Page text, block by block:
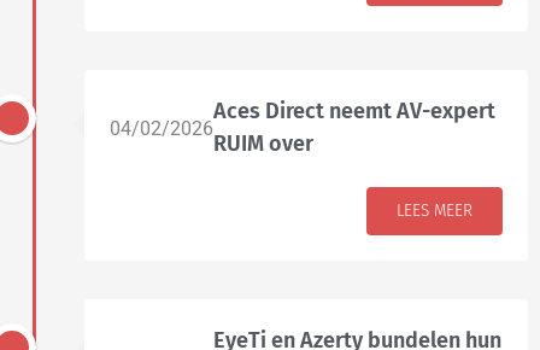
04/02/2026
Aces Direct neemt AV-expert
RUIM over
LEES MEER
EyeTi en Azerty bundelen hun